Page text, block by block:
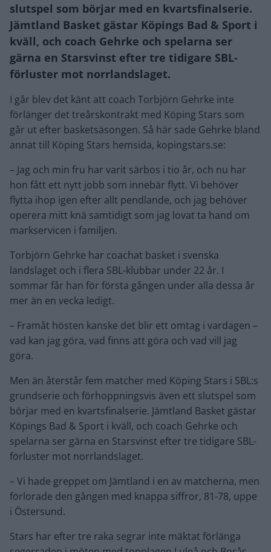
slutspel som börjar med en kvartsfinalserie.
Jämtland Basket gästar Köpings Bad & Sport i
kväll, och coach Gehrke och spelarna ser
gärna en Starsvinst efter tre tidigare SBL-
förluster mot norrlandslaget.
I går blev det känt att coach Torbjörn Gehrke inte
förlänger det treårskontrakt med Köping Stars som
går ut efter basketsäsongen. Så här sade Gehrke bland
annat till Köping Stars hemsida, kopingstars.se:
– Jag och min fru har varit särbos i tio år, och nu har
hon fått ett nytt jobb som innebär flytt. Vi behöver
flytta ihop igen efter allt pendlande, och jag behöver
operera mitt knä samtidigt som jag lovat ta hand om
markservicen i familjen.
Torbjörn Gehrke har coachat basket i svenska
landslaget och i flera SBL-klubbar under 22 år. I
sommar får han för första gången under alla dessa år
mer än en vecka ledigt.
– Framåt hösten kanske det blir ett omtag i vardagen –
vad kan jag göra, vad finns att göra och vad vill jag
göra.
Men än återstår fem matcher med Köping Stars i SBL:s
grundserie och förhoppningsvis även ett slutspel som
börjar med en kvartsfinalserie. Jämtland Basket gästar
Köpings Bad & Sport i kväll, och coach Gehrke och
spelarna ser gärna en Starsvinst efter tre tidigare SBL-
förluster mot norrlandslaget.
– Vi hade greppet om Jämtland i en av matcherna, men
förlorade den gången med knappa siffror, 81-78, uppe
i Östersund.
Stars har efter tre raka segrar inte mäktat förlänga